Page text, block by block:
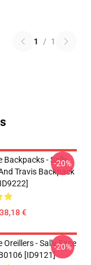
1 / 1
Backpacks - Sally
Travis Backpack
€
-20%
Oreillers - Sally Face
[ID9121]
-20%